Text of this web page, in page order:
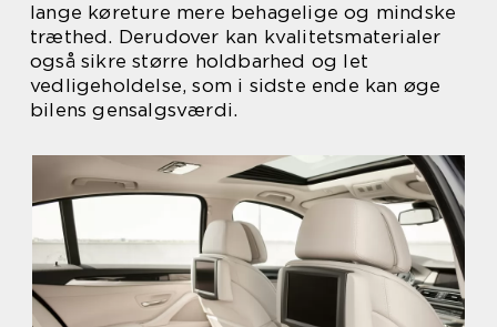
lange køreture mere behagelige og mindske
træthed. Derudover kan kvalitetsmaterialer
også sikre større holdbarhed og let
vedligeholdelse, som i sidste ende kan øge
bilens gensalgsværdi.